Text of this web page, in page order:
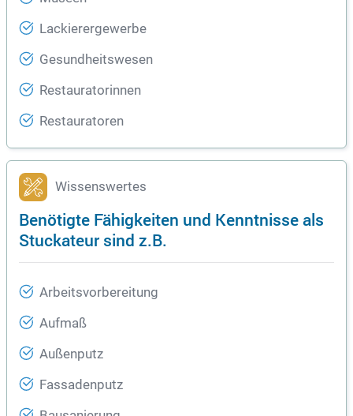
Lackierergewerbe
Gesundheitswesen
Restauratorinnen
Restauratoren
Wissenswertes
Benötigte Fähigkeiten und Kenntnisse als
Stuckateur sind z.B.
Arbeitsvorbereitung
Aufmaß
Außenputz
Fassadenputz